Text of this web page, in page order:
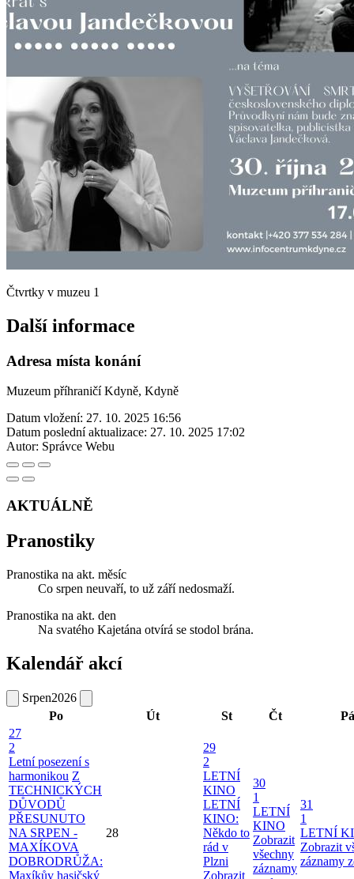
Čtvrtky v muzeu 1
Další informace
Adresa místa konání
Muzeum příhraničí Kdyně, Kdyně
Datum vložení: 27. 10. 2025 16:56
Datum poslední aktualizace: 27. 10. 2025 17:02
Autor: Správce Webu
AKTUÁLNĚ
Pranostiky
Pranostika na akt. měsíc
Co srpen neuvaří, to už září nedosmaží.
Pranostika na akt. den
Na svatého Kajetána otvírá se stodol brána.
Kalendář akcí
Srpen2026
Po
Út St Čt
Pá
27
2
Letní posezení s
harmonikou Z
TECHNICKÝCH
DŮVODŮ
PŘESUNUTO
NA SRPEN -
MAXÍKOVA
DOBRODRŮŽA:
Maxíkův hasičský
28
29
2
LETNÍ
KINO
LETNÍ
KINO:
Někdo to
rád v
Plzni
Zobrazit
30
1
LETNÍ
KINO
Zobrazit
všechny
záznamy
31
1
LETNÍ
Zobrazit
záznamy